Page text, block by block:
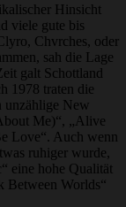
Hinsicht
viele gute bis
Chvrches, oder
sah die Lage
galt Schottland
1978 traten die
unzählige New
Me)“, „Alive
Love“. Auch wenn
ruhiger wurde,
eine hohe Qualität
Between Worlds“